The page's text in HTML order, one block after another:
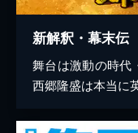
新解釈・幕末伝
舞台は激動の時代
西郷隆盛は本当に